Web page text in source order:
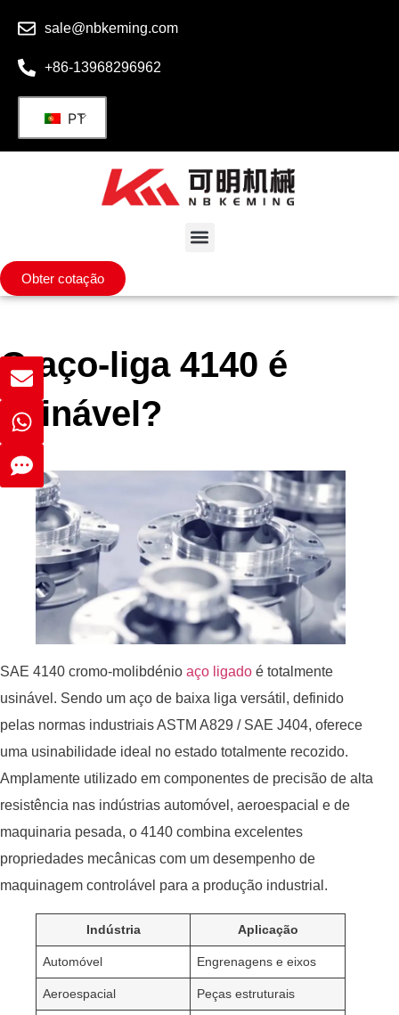
sale@nbkeming.com
+86-13968296962
PT
Obter cotação
O aço-liga 4140 é
usinável?
SAE 4140 cromo-molibdénio aço ligado é totalmente
usinável. Sendo um aço de baixa liga versátil, definido
pelas normas industriais ASTM A829 / SAE J404, oferece
uma usinabilidade ideal no estado totalmente recozido.
Amplamente utilizado em componentes de precisão de alta
resistência nas indústrias automóvel, aeroespacial e de
maquinaria pesada, o 4140 combina excelentes
propriedades mecânicas com um desempenho de
maquinagem controlável para a produção industrial.
Indústria Aplicação
Automóvel Engrenagens e eixos
Aeroespacial Peças estruturais